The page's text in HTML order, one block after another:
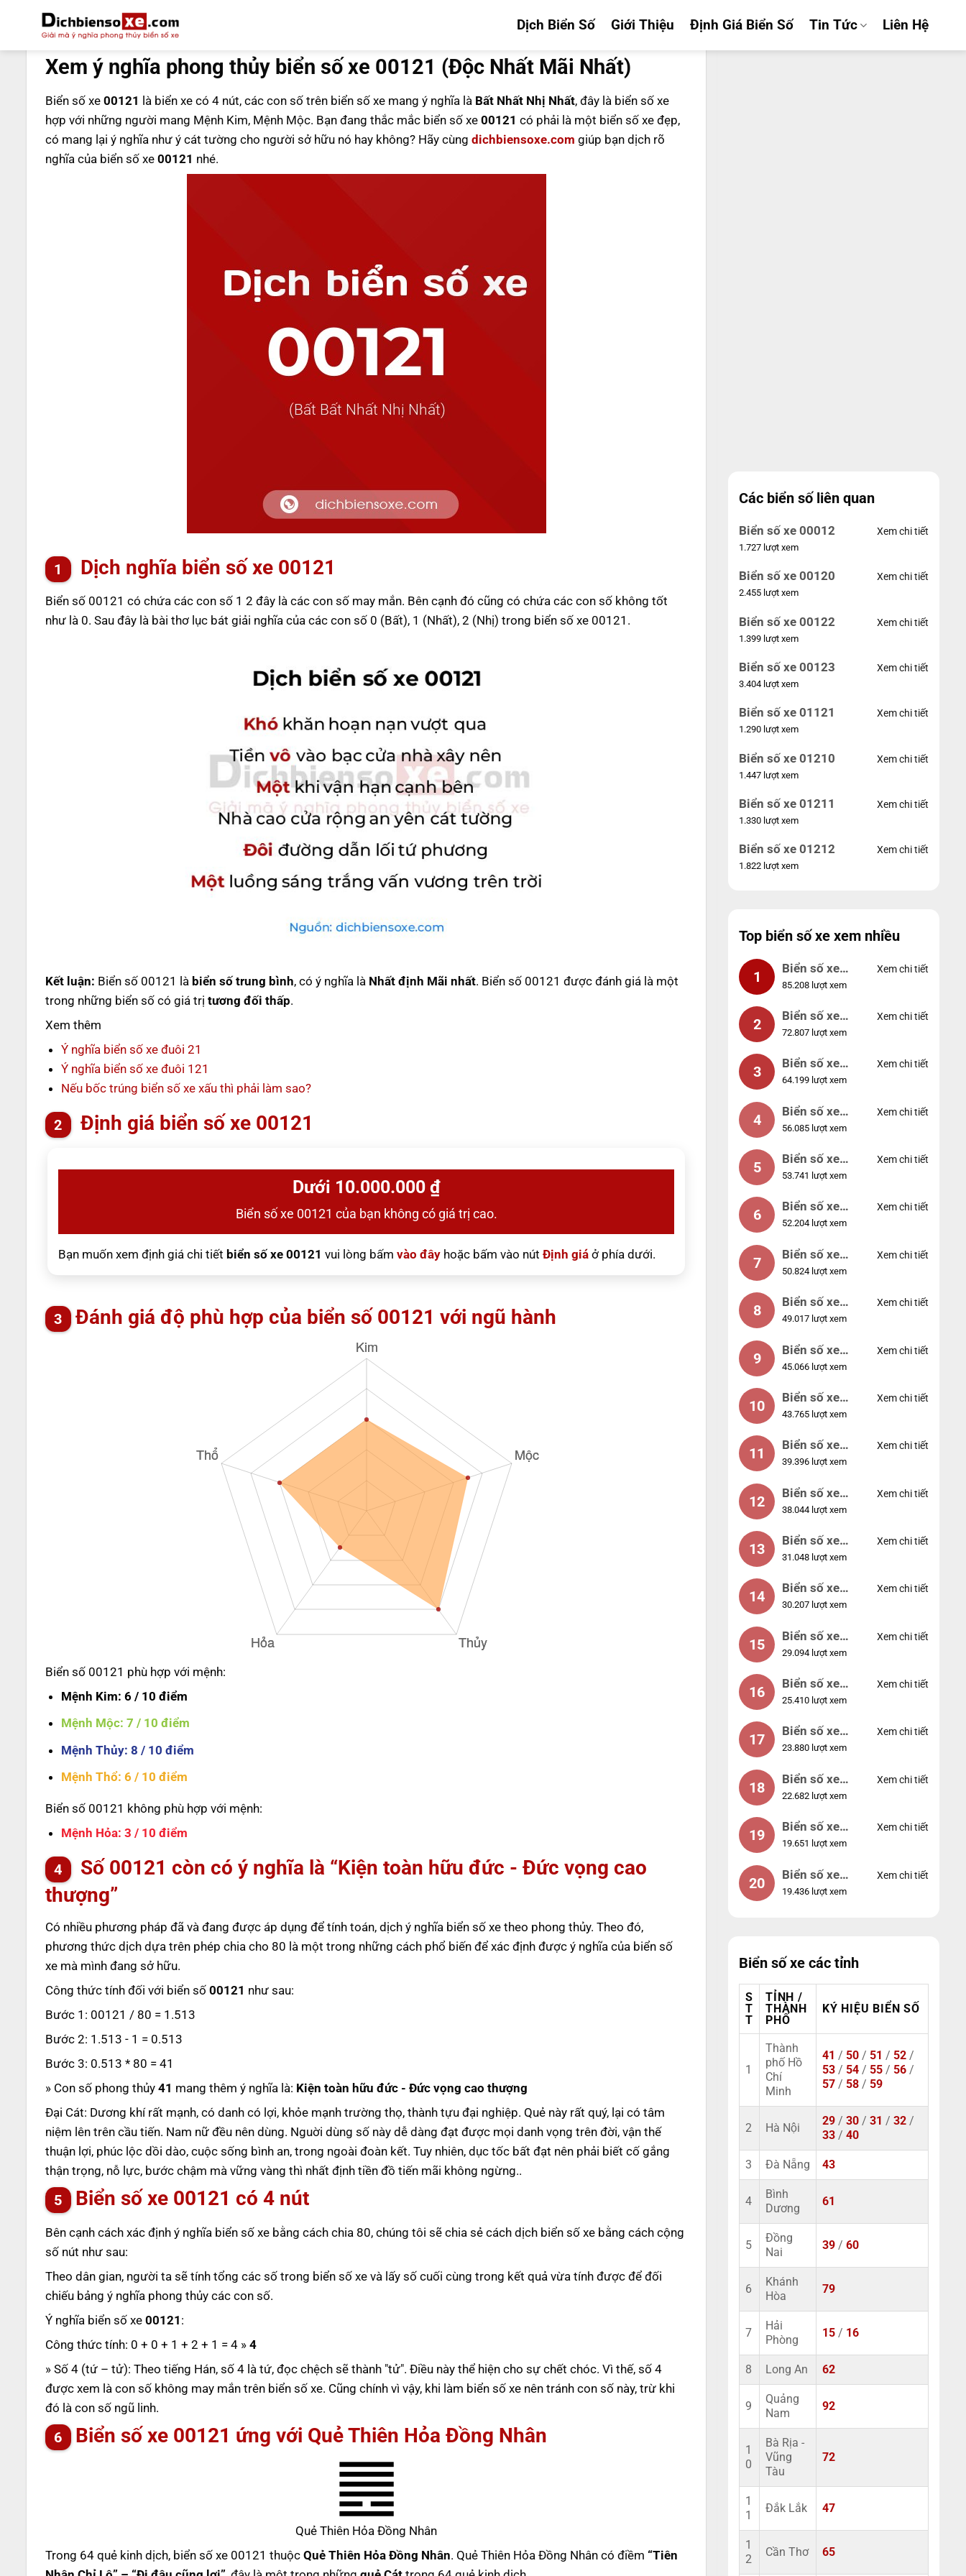
nội
Dịch Biển Số Giới Thiệu Định Giá Biển Số Tin Tức Liên Hệ
Xem ý nghĩa phong thủy biển số xe 00121 (Độc Nhất Mãi Nhất)
Biển số xe 00121 là biển xe có 4 nút, các con số trên biển số xe mang ý nghĩa là Bất Nhất Nhị Nhất, đây là biển số xe
hợp với những người mang Mệnh Kim, Mệnh Mộc. Bạn đang thắc mắc biển số xe 00121 có phải là một biển số xe đẹp,
có mang lại ý nghĩa như ý cát tường cho người sở hữu nó hay không? Hãy cùng dichbiensoxe.com giúp bạn dịch rõ
nghĩa của biển số xe 00121 nhé.
Dịch nghĩa biển số xe 00121
Biển số 00121 có chứa các con số 1 2 đây là các con số may mắn. Bên cạnh đó cũng có chứa các con số không tốt
như là 0. Sau đây là bài thơ lục bát giải nghĩa của các con số 0 (Bất), 1 (Nhất), 2 (Nhị) trong biển số xe 00121.
Kết luận: Biển số 00121 là biển số trung bình, có ý nghĩa là Nhất định Mãi nhất. Biển số 00121 được đánh giá là một
trong những biển số có giá trị tương đối thấp.
Xem thêm
Ý nghĩa biển số xe đuôi 21
Ý nghĩa biển số xe đuôi 121
Nếu bốc trúng biển số xe xấu thì phải làm sao?
Định giá biển số xe 00121
Dưới 10.000.000 ₫
Biển số xe 00121 của bạn không có giá trị cao.
Bạn muốn xem định giá chi tiết biển số xe 00121 vui lòng bấm vào đâyhoặc bấm vào nút Định giáở phía dưới.
Đánh giá độ phù hợp của biển số 00121 với ngũ hành
Biển số 00121 phù hợp với mệnh:
Mệnh Kim: 6 / 10 điểm
Mệnh Mộc: 7 / 10 điểm
Mệnh Thủy: 8 / 10 điểm
Mệnh Thổ: 6 / 10 điểm
Biển số 00121 không phù hợp với mệnh:
Mệnh Hỏa: 3 / 10 điểm
Số 00121 còn có ý nghĩa là “Kiện toàn hữu đức - Đức vọng cao
thượng”
Có nhiều phương pháp đã và đang được áp dụng để tính toán, dịch ý nghĩa biển số xe theo phong thủy. Theo đó,
phương thức dịch dựa trên phép chia cho 80 là một trong những cách phổ biến để xác định được ý nghĩa của biển số
xe mà mình đang sở hữu.
Công thức tính đối với biển số 00121 như sau:
Bước 1: 00121 / 80 = 1.513
Bước 2: 1.513 - 1 = 0.513
Bước 3: 0.513 * 80 = 41
» Con số phong thủy 41 mang thêm ý nghĩa là: Kiện toàn hữu đức - Đức vọng cao thượng
Đại Cát: Dương khí rất mạnh, có danh có lợi, khỏe mạnh trường thọ, thành tựu đại nghiệp. Quẻ này rất quý, lại có tâm
niệm lên trên cầu tiến. Nam nữ đều nên dùng. Nguời dùng số này dễ dàng đạt được mọi danh vọng trên đời, vận thế
thuận lợi, phúc lộc dồi dào, cuộc sống bình an, trong ngoài đoàn kết. Tuy nhiên, dục tốc bất đạt nên phải biết cố gắng
thận trọng, nỗ lực, bước chậm mà vững vàng thì nhất định tiền đồ tiến mãi không ngừng..
Biển số xe 00121 có 4 nút
Bên cạnh cách xác định ý nghĩa biển số xe bằng cách chia 80, chúng tôi sẽ chia sẻ cách dịch biển số xe bằng cách cộng
số nút như sau:
Theo dân gian, người ta sẽ tính tổng các số trong biển số xe và lấy số cuối cùng trong kết quả vừa tính được để đối
chiếu bảng ý nghĩa phong thủy các con số.
Ý nghĩa biển số xe 00121 :
Công thức tính: 0 + 0 + 1 + 2 + 1 = 4 » 4
» Số 4 (tứ – tử): Theo tiếng Hán, số 4 là tứ, đọc chệch sẽ thành "tử". Điều này thể hiện cho sự chết chóc. Vì thế, số 4
được xem là con số không may mắn trên biển số xe. Cũng chính vì vậy, khi làm biển số xe nên tránh con số này, trừ khi
đó là con số ngũ linh.
Biển số xe 00121 ứng với Quẻ Thiên Hỏa Đồng Nhân
Quẻ Thiên Hỏa Đồng Nhân
Trong 64 quẻ kinh dịch, biển số xe 00121 thuộc Quẻ Thiên Hỏa Đồng Nhân. Quẻ Thiên Hỏa Đồng Nhân có điềm “Tiên
Các biển số liên quan
Biển số xe 00012
1.727 lượt xem
Xem chi tiết
Biển số xe 00120
2.455 lượt xem
Xem chi tiết
Biển số xe 00122
1.399 lượt xem
Xem chi tiết
Biển số xe 00123
3.404 lượt xem
Xem chi tiết
Biển số xe 01121
1.290 lượt xem
Xem chi tiết
Biển số xe 01210
1.447 lượt xem
Xem chi tiết
Biển số xe 01211
1.330 lượt xem
Xem chi tiết
Biển số xe 01212
1.822 lượt xem
Xem chi tiết
Top biển số xe xem nhiều
1
Biển số xe
99999
85.208 lượt xem
Xem chi tiết
2
Biển số xe
04953
72.807 lượt xem
Xem chi tiết
3
Biển số xe
88888
64.199 lượt xem
Xem chi tiết
4
Biển số xe
12345
56.085 lượt xem
Xem chi tiết
5
Biển số xe
66666
53.741 lượt xem
Xem chi tiết
6
Biển số xe
11111
52.204 lượt xem
Xem chi tiết
7
Biển số xe
44444
50.824 lượt xem
Xem chi tiết
8
Biển số xe
77777
49.017 lượt xem
Xem chi tiết
9
Biển số xe
55555
45.066 lượt xem
Xem chi tiết
10
Biển số xe
56789
43.765 lượt xem
Xem chi tiết
11
Biển số xe
01234
39.396 lượt xem
Xem chi tiết
12
Biển số xe
33333
38.044 lượt xem
Xem chi tiết
13
Biển số xe
22222
31.048 lượt xem
Xem chi tiết
14
Biển số xe
14953
30.207 lượt xem
Xem chi tiết
15
Biển số xe
24953
29.094 lượt xem
Xem chi tiết
16
Biển số xe
49053
25.410 lượt xem
Xem chi tiết
17
Biển số xe
44953
23.880 lượt xem
Xem chi tiết
18
Biển số xe
74953
22.682 lượt xem
Xem chi tiết
19
Biển số xe
99998
19.651 lượt xem
Xem chi tiết
20
Biển số xe
25525
19.436 lượt xem
Xem chi tiết
Biển số xe các tỉnh
S
T
T
TỈNH /
THÀNH
PHỐ
KÝ HIỆU BIỂN SỐ
1
Thành
phố Hồ
Chí
Minh
41 / 50 / 51 / 52 /
53 / 54 / 55 / 56 /
57 / 58 / 59
2 Hà Nội
29 / 30 / 31 / 32 /
33 / 40
3 Đà Nẵng 43
4
Bình
Dương
61
5
Đồng
Nai
39 / 60
6
Khánh
Hòa
79
7
Hải
Phòng
15 / 16
8 Long An 62
9
Quảng
Nam
92
1
0
Bà Rịa -
Vũng
Tàu
72
1
1
Đắk Lắk 47
1
2
Cần Thơ 65